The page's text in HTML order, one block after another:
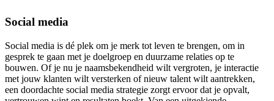
Social media
Social media is dé plek om je merk tot leven te brengen, om in
gesprek te gaan met je doelgroep en duurzame relaties op te
bouwen. Of je nu je naamsbekendheid wilt vergroten, je interactie
met jouw klanten wilt versterken of nieuw talent wilt aantrekken,
een doordachte social media strategie zorgt ervoor dat je opvalt,